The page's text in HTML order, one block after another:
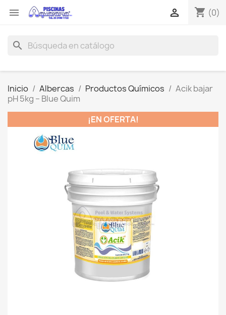
 shopping_cart (0)

search
Inicio Albercas Productos Químicos
Acik bajar
pH 5kg – Blue Quim
¡EN OFERTA!